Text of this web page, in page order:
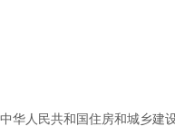
人民共和国住房和城乡建